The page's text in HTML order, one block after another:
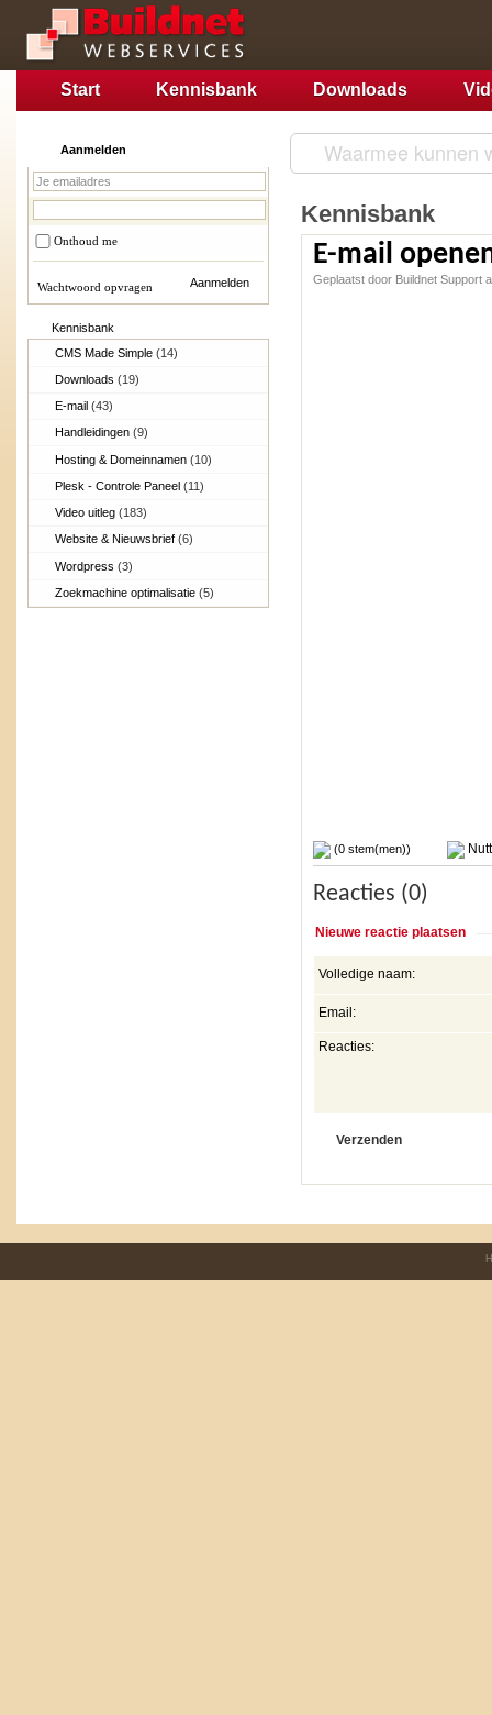
Start Kennisbank Downloads
Aanmelden
Onthoud me
Wachtwoord opvragen
Kennisbank
CMS Made Simple(14)
Downloads(19)
E-mail(43)
Handleidingen(9)
Hosting & Domeinnamen(10)
Plesk - Controle Paneel(11)
Video uitleg(183)
Website & Nieuwsbrief(6)
Wordpress(3)
Zoekmachine optimalisatie(5)
Kennisbank
E-mail
Geplaatst door Buildnet Support
(0 stem(men))
Reacties (0)
Nieuwe reactie plaatsen
Volledige naam:
Email:
Reacties: